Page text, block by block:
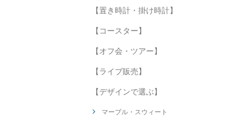
【置き時計・掛け時計】
【コースター】
【オフ会・ツアー】
【ライブ販売】
【デザインで選ぶ】
マーブル・スウィート